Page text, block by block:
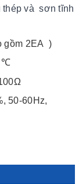
thép và sơn tĩnh
gồm 2EA )
℃
50-60Hz,